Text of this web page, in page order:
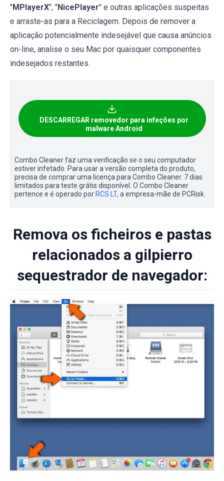
"MPlayerX", "NicePlayer" e outras aplicações suspeitas
e arraste-as para a Reciclagem. Depois de remover a
aplicação potencialmente indesejável que causa anúncios
on-line, analise o seu Mac por quaisquer componentes
indesejados restantes.
DESCARREGAR removedor para infeções por
malware Android
Combo Cleaner faz uma verificação se o seu computador
estiver infetado. Para usar a versão completa do produto,
precisa de comprar uma licença para Combo Cleaner. 7 dias
limitados para teste grátis disponível. O Combo Cleaner
pertence e é operado por RCS LT, a empresa-mãe de PCRisk.
Remova os ficheiros e pastas
relacionados a gilpierro
sequestrador de navegador: